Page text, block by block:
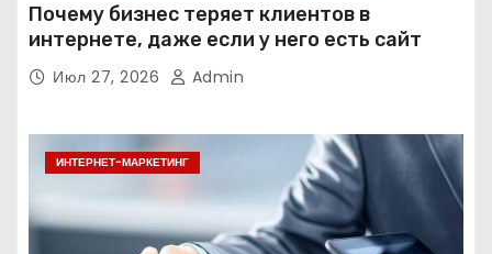
Почему бизнес теряет клиентов в
интернете, даже если у него есть сайт
Июл 27, 2026 Admin
ИНТЕРНЕТ-МАРКЕТИНГ